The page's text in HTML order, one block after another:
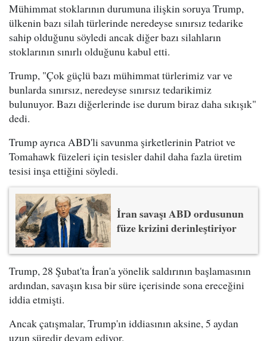
Mühimmat stoklarının durumuna ilişkin soruya Trump,
ülkenin bazı silah türlerinde neredeyse sınırsız tedarike
sahip olduğunu söyledi ancak diğer bazı silahların
stoklarının sınırlı olduğunu kabul etti.
Trump, "Çok güçlü bazı mühimmat türlerimiz var ve
bunlarda sınırsız, neredeyse sınırsız tedarikimiz
bulunuyor. Bazı diğerlerinde ise durum biraz daha sıkışık"
dedi.
Trump ayrıca ABD'li savunma şirketlerinin Patriot ve
Tomahawk füzeleri için tesisler dahil daha fazla üretim
tesisi inşa ettiğini söyledi.
İran savaşı ABD ordusunun
füze krizini derinleştiriyor
Trump, 28 Şubat'ta İran'a yönelik saldırının başlamasının
ardından, savaşın kısa bir süre içerisinde sona ereceğini
iddia etmişti.
Ancak çatışmalar, Trump'ın iddiasının aksine, 5 aydan
uzun süredir devam ediyor.